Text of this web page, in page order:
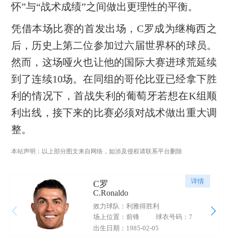
怀”与“战术成绩”之间做出更理性的平衡。
凭借本场比赛的首发出场，C罗成为继梅西之
后，历史上第二位参加过六届世界杯的球员。
然而，这场哑火也让他的国际大赛进球荒延续
到了连续10场。在同组的哥伦比亚已经拿下胜
利的情况下，首战失利的葡萄牙若想在K组顺
利出线，接下来的比赛必须对战术做出重大调
整。
本站声明：以上部分图文来自网络，如涉及侵权请联系平台删除
详情
C罗
C.Ronaldo
效力球队：利雅得胜利
场上位置：前锋
球衣号码：7
出生日期：1985-02-05